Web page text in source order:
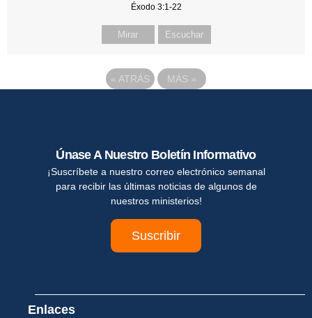
Éxodo 3:1-22
Mirar Escuchar
« ATRÁS MÁS »
Únase A Nuestro Boletín Informativo
¡Suscríbete a nuestro correo electrónico semanal
para recibir las últimas noticias de algunos de
nuestros ministerios!
Suscribir
Enlaces